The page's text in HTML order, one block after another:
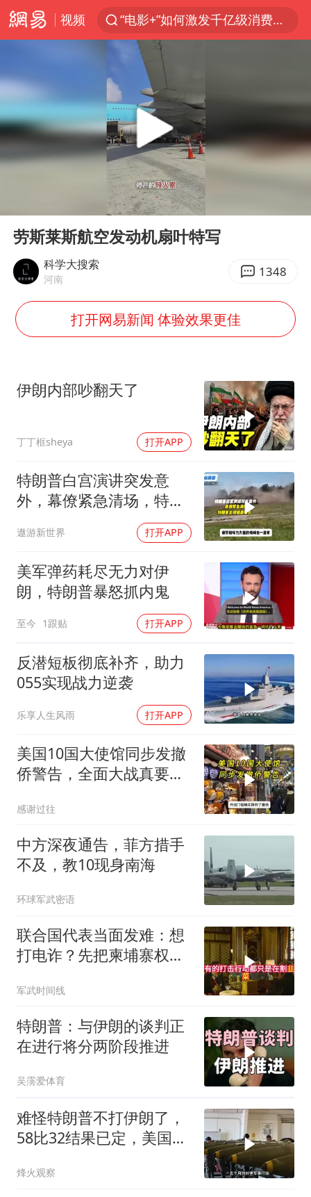
视频
“电影+”如何激发千亿级消费新活力？
泰国初中生饮弹自尽前开了26枪
预计“白海豚”明晚将在浙江舟山到福建福鼎一带沿海登陆
用AI造出新病毒意味着什么
美股创4月份以来最大单周涨幅
泰国校园枪击事件已致8死30余伤
宇树王兴兴被问了360多个问题
中医教你一招提升气血
我国外贸延续良好增长态势
夯实基础开新局
Play
劳斯莱斯航空发动机扇叶特写
科学大搜索
河南 1348
打开网易新闻 体验效果更佳
伊朗内部吵翻天了
丁丁框sheya 打开APP
特朗普白宫演讲突发意
外，幕僚紧急清场，特朗
遨游新世界 打开APP
美军弹药耗尽无力对伊
朗，特朗普暴怒抓内鬼
至今 1跟贴 打开APP
反潜短板彻底补齐，助力
055实现战力逆袭
乐享人生风雨 打开APP
美国10国大使馆同步发撤
侨警告，全面大战真要来
感谢过往
中方深夜通告，菲方措手
不及，教10现身南海
环球军武密语
联合国代表当面发难：想
打电诈？先把柬埔寨权贵
军武时间线
特朗普：与伊朗的谈判正
在进行将分两阶段推进
吴霶爱体育
难怪特朗普不打伊朗了，
58比32结果已定，美国专
烽火观察